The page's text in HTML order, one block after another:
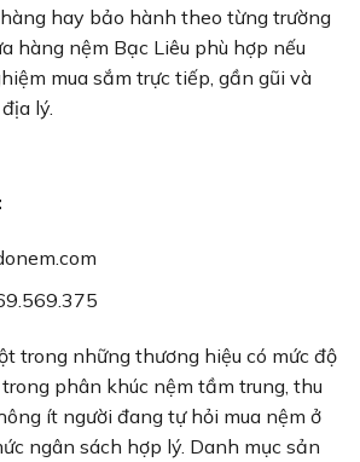
hay bảo hành theo từng trường
hàng nệm Bạc Liêu phù hợp nếu
mua sắm trực tiếp, gần gũi và
lý.
trong những thương hiệu có mức độ
phân khúc nệm tầm trung, thu
ít người đang tự hỏi mua nệm ở
ngân sách hợp lý. Danh mục sản